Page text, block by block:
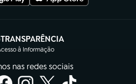
TRANSPARÊNCIA
à Informação
(abre em nova aba)
nas redes sociais